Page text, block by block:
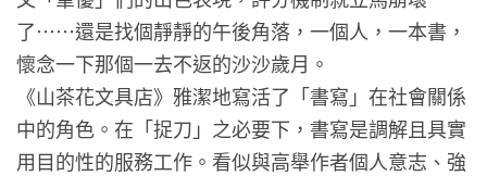
了……還是找個靜靜的午後角落，一個人，一本書，
懷念一下那個一去不返的沙沙歲月。
《山茶花文具店》雅潔地寫活了「書寫」在社會關係
中的角色。在「捉刀」之必要下，書寫是調解且具實
用目的性的服務工作。看似與高舉作者個人意志、強